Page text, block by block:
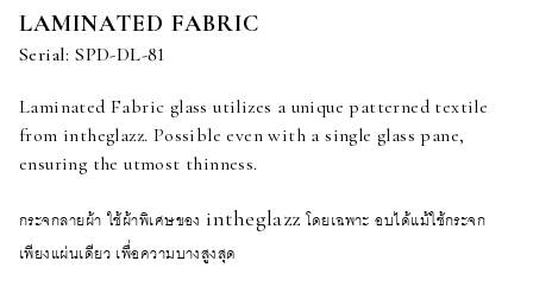
LAMINATED FABRIC
Serial:SPD-DL-81
Laminated Fabric glass utilizes a unique patterned textile
from intheglazz. Possible even with a single glass pane,
ensuring the utmost thinness.
กระจกลายผ้า ใช้ผ้าพิเศษของ intheglazz โดยเฉพาะ อบได้แม้ใช้กระจก
เพียงแผ่นเดียว เพื่อความบางสูงสุด